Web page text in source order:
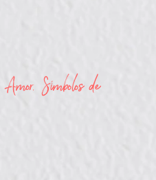
Símbolos de